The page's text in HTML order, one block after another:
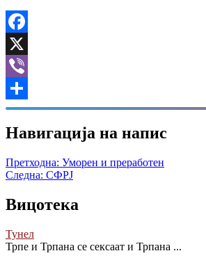
Facebook
X
Viber
Share
Навигација на напис
Претходна: Уморен и преработен
Следна: СФРЈ
Вицотека
Тунел
Трпе и Трпана се сексаат и Трпана ...